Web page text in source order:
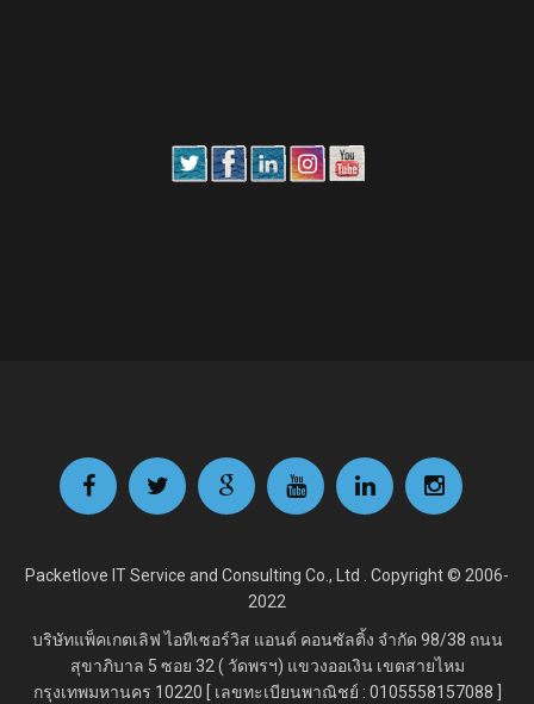
Packetlove IT Service and Consulting Co., Ltd . Copyright © 2006-
2022
บริษัทแพ็คเกตเลิฟ ไอทีเซอร์วิส แอนด์ คอนซัลติ้ง จำกัด 98/38 ถนน
สุขาภิบาล 5 ซอย 32 ( วัดพรฯ) แขวงออเงิน เขตสายไหม
กรุงเทพมหานคร 10220 [ เลขทะเบียนพาณิชย์ : 0105558157088 ]